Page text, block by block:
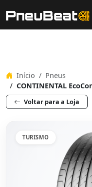
Início
Pneus
CONTINENTAL
Voltar para a Loja
TURISMO